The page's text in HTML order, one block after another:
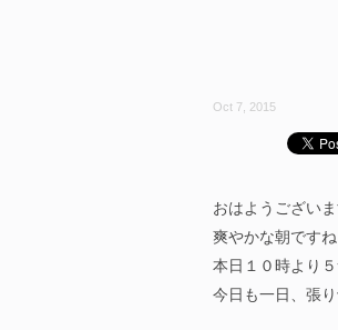
Oct 7, 2015
おはようございま
爽やかな朝ですね
本日１０時より
今日も一日、張